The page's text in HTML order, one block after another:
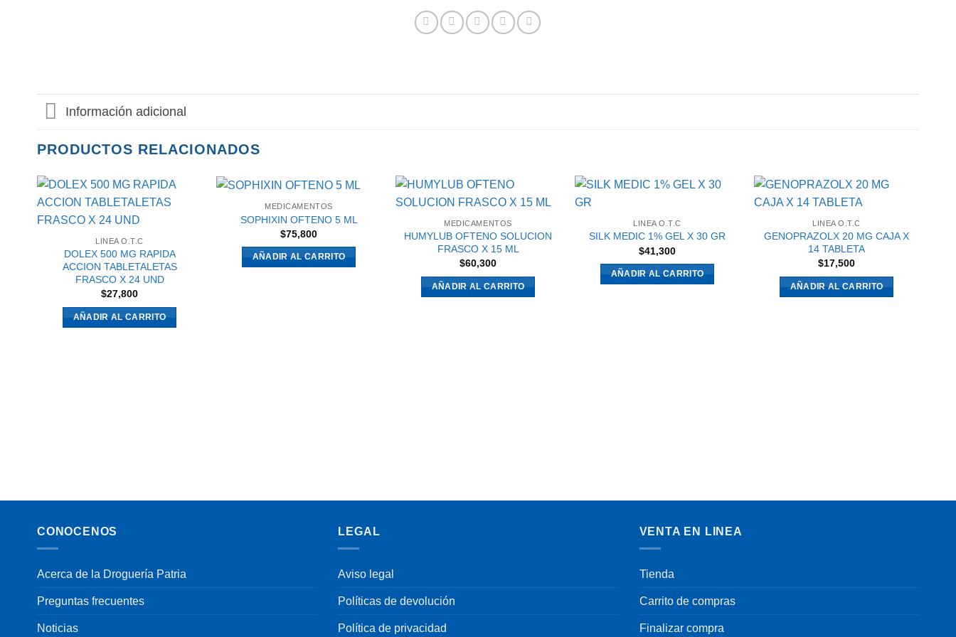
Información adicional
PRODUCTOS RELACIONADOS
LINEA O.T.C
DOLEX 500 MG RAPIDA
ACCION TABLETALETAS
FRASCO X 24 UND
$27,800
AÑADIR AL CARRITO
MEDICAMENTOS
SOPHIXIN OFTENO 5 ML
$75,800
AÑADIR AL CARRITO
MEDICAMENTOS
HUMYLUB OFTENO SOLUCION
FRASCO X 15 ML
$60,300
AÑADIR AL CARRITO
LINEA O.T.C
SILK MEDIC 1% GEL X 30 GR
$41,300
AÑADIR AL CARRITO
LINEA O.T.C
GENOPRAZOLX 20 MG CAJA X
14 TABLETA
$17,500
AÑADIR AL CARRITO
CONOCENOS
Acerca de la Droguería Patria
Preguntas frecuentes
Noticias
LEGAL
Aviso legal
Políticas de devolución
Política de privacidad
VENTA EN LINEA
Tienda
Carrito de compras
Finalizar compra